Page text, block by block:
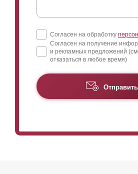
Согласен на обработку
Согласен на получение
и рекламных предложений
отказаться в любое время)
Отправить